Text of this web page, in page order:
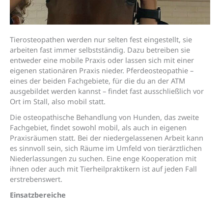
Tierosteopathen werden nur selten fest eingestellt, sie
arbeiten fast immer selbstständig. Dazu betreiben sie
entweder eine mobile Praxis oder lassen sich mit einer
eigenen stationären Praxis nieder. Pferdeosteopathie –
eines der beiden Fachgebiete, für die du an der ATM
ausgebildet werden kannst – findet fast ausschließlich vor
Ort im Stall, also mobil statt.
Die osteopathische Behandlung von Hunden, das zweite
Fachgebiet, findet sowohl mobil, als auch in eigenen
Praxisräumen statt. Bei der niedergelassenen Arbeit kann
es sinnvoll sein, sich Räume im Umfeld von tierärztlichen
Niederlassungen zu suchen. Eine enge Kooperation mit
ihnen oder auch mit Tierheilpraktikern ist auf jeden Fall
erstrebenswert.
Einsatzbereiche